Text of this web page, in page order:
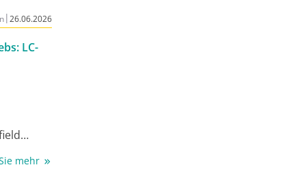
teils
|26.06.2026
LC-
mehr